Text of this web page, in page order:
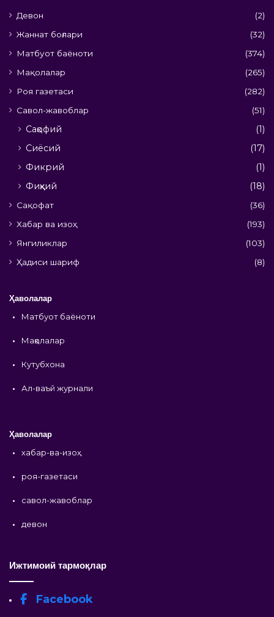
Девон
(2)
Жаннат боғлари
(32)
Матбуот баёноти
(374)
Мақолалар
(265)
Роя газетаси
(282)
Савол-жавоблар
(51)
Сақофий
(1)
Сиёсий
(17)
Фикрий
(1)
Фиқҳий
(18)
Сақофат
(36)
Хабар ва изоҳ
(193)
Янгиликлар
(103)
Ҳадиси шариф
(8)
Ҳаволалар
• Матбуот баёноти
• Мақолалар
• Кутубхона
• Ал-ваъй журнали
Ҳаволалар
• хабар-ва-изоҳ
• роя-газетаси
• савол-жавоблар
• девон
Ижтимоий тармоқлар
Facebook